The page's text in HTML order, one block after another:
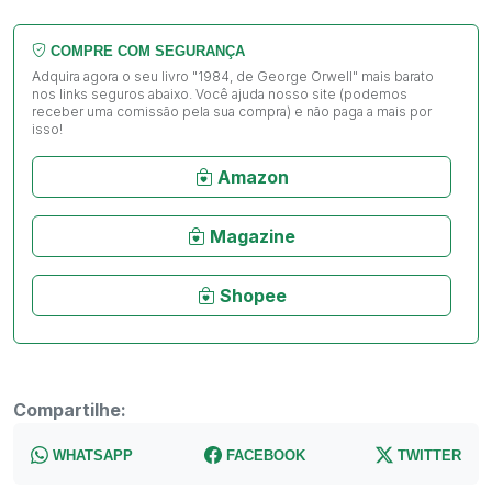
COMPRE COM SEGURANÇA
Adquira agora o seu livro "1984, de George Orwell" mais barato
nos links seguros abaixo. Você ajuda nosso site (podemos
receber uma comissão pela sua compra) e não paga a mais por
isso!
Amazon
Magazine
Shopee
Compartilhe:
WHATSAPP FACEBOOK TWITTER